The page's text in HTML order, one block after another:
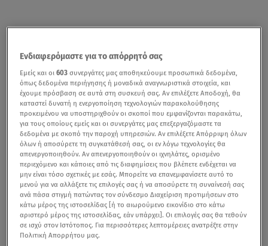
Ενδιαφερόμαστε για το απόρρητό σας
Εμείς και οι603 συνεργάτες μας αποθηκεύουμε προσωπικά δεδομένα,
όπως δεδομένα περιήγησης ή μοναδικά αναγνωριστικά στοιχεία, και
έχουμε πρόσβαση σε αυτά στη συσκευή σας. Αν επιλέξετε Αποδοχή, θα
καταστεί δυνατή η ενεργοποίηση τεχνολογιών παρακολούθησης
προκειμένου να υποστηριχθούν οι σκοποί που εμφανίζονται παρακάτω,
για τους οποίους εμείς και οι συνεργάτες μας επεξεργαζόμαστε τα
δεδομένα με σκοπό την παροχή υπηρεσιών. Αν επιλέξετε Απόρριψη όλων
όλων ή αποσύρετε τη συγκατάθεσή σας, οι εν λόγω τεχνολογίες θα
απενεργοποιηθούν. Αν απενεργοποιηθούν οι ιχνηλάτες, ορισμένο
περιεχόμενο και κάποιες από τις διαφημίσεις που βλέπετε ενδέχεται να
μην είναι τόσο σχετικές με εσάς. Μπορείτε να επανεμφανίσετε αυτό το
μενού για να αλλάξετε τις επιλογές σας ή να αποσύρετε τη συναίνεσή σας
ανά πάσα στιγμή πατώντας τον σύνδεσμο Διαχείριση προτιμήσεων στο
κάτω μέρος της ιστοσελίδας [ή το αιωρούμενο εικονίδιο στο κάτω
αριστερό μέρος της ιστοσελίδας, εάν υπάρχει]. Οι επιλογές σας θα τεθούν
σε ισχύ στον Ιστότοπος. Για περισσότερες λεπτομέρειες ανατρέξτε στην
Πολιτική Απορρήτου μας.